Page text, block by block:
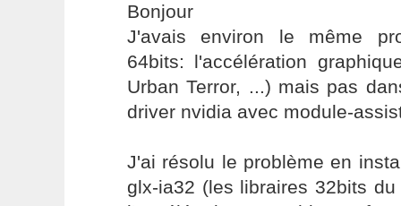
Bonjour
J'avais environ le même
64bits: l'accélération
Urban Terror, ...) mais pas
driver nvidia avec module-
J'ai résolu le problème en
glx-ia32 (les libraires 32bits